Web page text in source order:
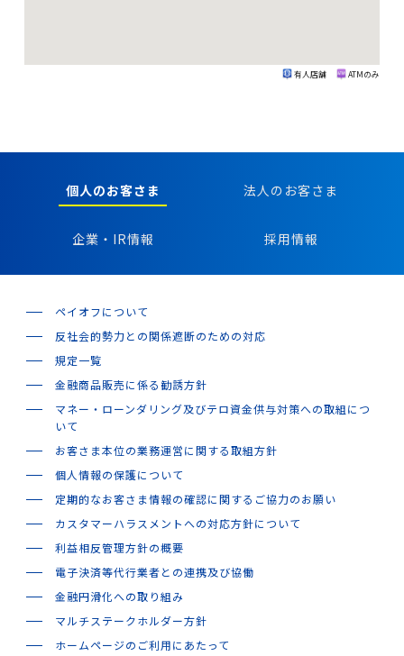
有人店舗 ATMのみ
個人のお客さま 法人のお客さま
企業・IR情報 採用情報
ペイオフについて
反社会的勢力との関係遮断のための対応
規定一覧
金融商品販売に係る勧誘方針
マネー・ローンダリング及びテロ資金供与対策への取組につ
いて
お客さま本位の業務運営に関する取組方針
個人情報の保護について
定期的なお客さま情報の確認に関するご協力のお願い
カスタマーハラスメントへの対応方針について
利益相反管理方針の概要
電子決済等代行業者との連携及び協働
金融円滑化への取り組み
マルチステークホルダー方針
ホームページのご利用にあたって